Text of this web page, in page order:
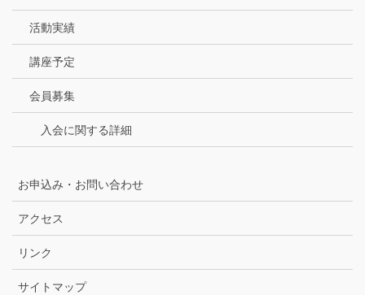
活動実績
講座予定
会員募集
入会に関する詳細
お申込み・お問い合わせ
アクセス
リンク
サイトマップ